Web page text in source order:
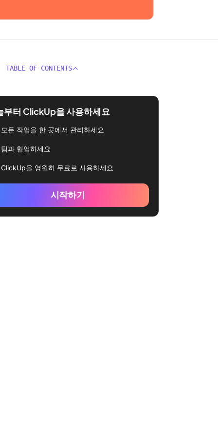
TABLE OF CONTENTS
부터 ClickUp을 사용하세요
모든 작업을 한 곳에서 관리하세요
팀과 협업하세요
ClickUp을 영원히 무료로 사용하세요
시작하기